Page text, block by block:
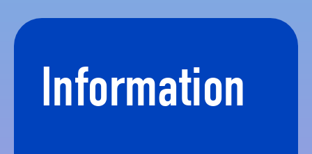
Information